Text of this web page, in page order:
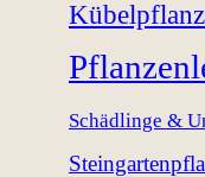
Schädlinge &